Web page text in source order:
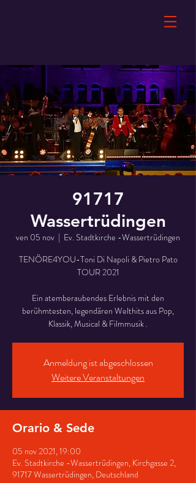
91717
Wassertrüdingen
ven 05 nov
  |
Ev. Stadtkirche -Wassertrüdingen
TENÖRE4YOU-Toni Di Napoli & Pietro Pato
TOUR 2021
Ein atemberaubendes Erlebnis mit den
berühmtesten, legendären Welthits aus Pop,
Klassik, Musical & Filmmusik .
Anmeldung ist abgeschlossen
Weitere Veranstaltungen
Orario & Sede
05 nov 2021, 19:00
Ev. Stadtkirche -Wassertrüdingen, Kirchgasse 2,
91717 Wassertrüdingen, Deutschland